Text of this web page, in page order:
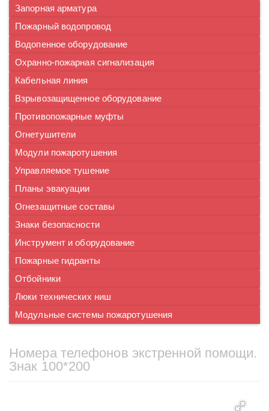
Запорная арматура
Пожарный водопровод
Водопенное оборудование
Охранно-пожарная сигнализация
Кабельная линия
Взрывозащищенное оборудование
Противопожарные муфты
Огнетушители
Модули пожаротушения
Управляемое тушение
Планы эвакуации
Огнезащитные составы
Знаки безопасности
Инструмент и оборудование
Пожарные гидранты
Отбойники
Люки технических ниш
Модульные системы пожаротушения
Номера телефонов экстренной помощи.
Знак 100*200